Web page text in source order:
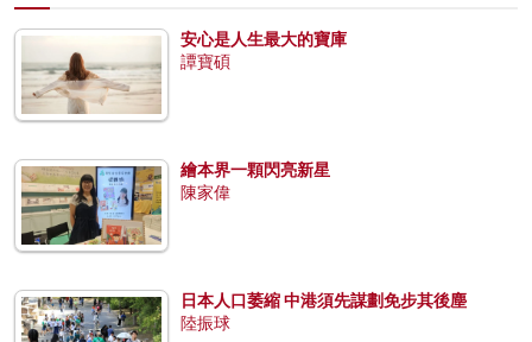
安心是人生最大的寶庫
譚寶碩
繪本界一顆閃亮新星
陳家偉
日本人口萎縮 中港須先謀劃免步其後塵
陸振球